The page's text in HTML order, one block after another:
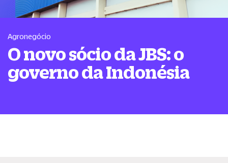
Agronegócio
O novo sócio da JBS: o
governo da Indonésia